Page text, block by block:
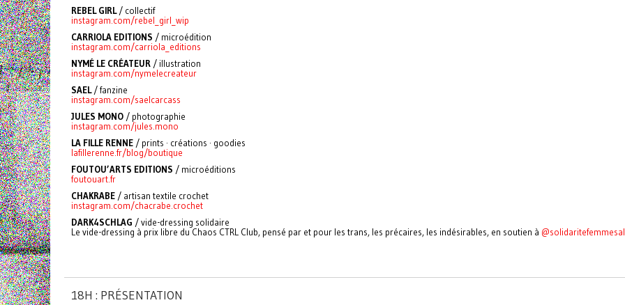
REBEL GIRL/ collectif
instagram.com/rebel_girl_wip
CARRIOLA EDITIONS / microédition
instagram.com/carriola_editions
NYMÉ LE CRÉATEUR / illustration
instagram.com/nymelecreateur
SAEL/ fanzine
instagram.com/saelcarcass
JULES MONO / photographie
instagram.com/jules.mono
LA FILLE RENNE / prints · créations · goodies
lafillerenne.fr/blog/boutique
FOUTOU’ARTS EDITIONS / microéditions
foutouart.fr
CHAKRABE / artisan textile crochet
instagram.com/chacrabe.crochet
DARK4SCHLAG / vide-dressing solidaire
Le vide-dressing à prix libre du Chaos CTRL Club, pensé par et pour les trans, les précaires, les indésirables, en soutien à
18H : PRÉSENTATION